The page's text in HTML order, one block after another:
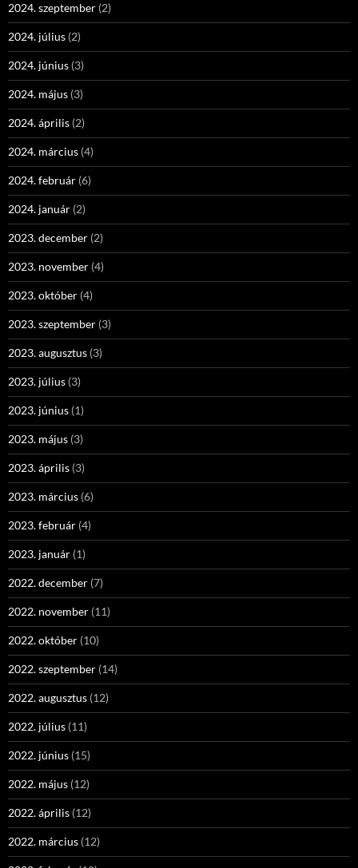
2024. szeptember (2)
2024. július (2)
2024. június (3)
2024. május (3)
2024. április (2)
2024. március (4)
2024. február (6)
2024. január (2)
2023. december (2)
2023. november (4)
2023. október (4)
2023. szeptember (3)
2023. augusztus (3)
2023. július (3)
2023. június (1)
2023. május (3)
2023. április (3)
2023. március (6)
2023. február (4)
2023. január (1)
2022. december (7)
2022. november (11)
2022. október (10)
2022. szeptember (14)
2022. augusztus (12)
2022. július (11)
2022. június (15)
2022. május (12)
2022. április (12)
2022. március (12)